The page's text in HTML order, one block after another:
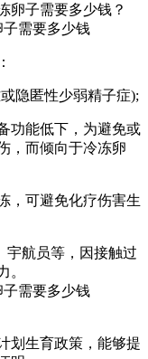
卵子需要多少钱？
：
隐匿性少弱精子症);
功能低下，为避免或
，而倾向于冷冻卵
，可避免化疗伤害生
宇航员等，因接触过
。
划生育政策，能够提